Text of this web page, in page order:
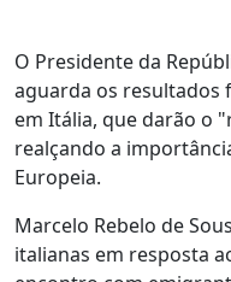
O Presidente da
aguarda os resultados
em Itália, que darão o
realçando a
Europeia.
Marcelo Rebelo de
italianas em resposta